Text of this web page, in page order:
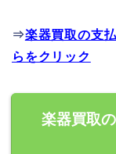
⇒楽器買取の支
らをクリック
楽器買取